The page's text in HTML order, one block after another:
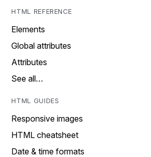
HTML REFERENCE
Elements
Global attributes
Attributes
See all…
HTML GUIDES
Responsive images
HTML cheatsheet
Date & time formats